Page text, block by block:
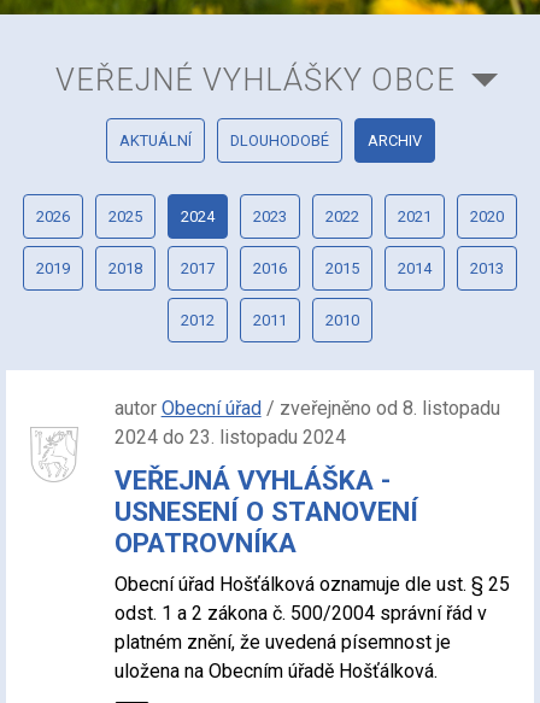
VEŘEJNÉ VYHLÁŠKY OBCE
AKTUÁLNÍ DLOUHODOBÉ ARCHIV
2026 2025 2024 2023 2022 2021 2020
2019 2018 2017 2016 2015 2014 2013
2012 2011 2010
autor Obecní úřad/ zveřejněno od 8. listopadu
2024 do 23. listopadu 2024
VEŘEJNÁ VYHLÁŠKA -
USNESENÍ O STANOVENÍ
OPATROVNÍKA
Obecní úřad Hošťálková oznamuje dle ust. § 25
odst. 1 a 2 zákona č. 500/2004 správní řád v
platném znění, že uvedená písemnost je
uložena na Obecním úřadě Hošťálková.